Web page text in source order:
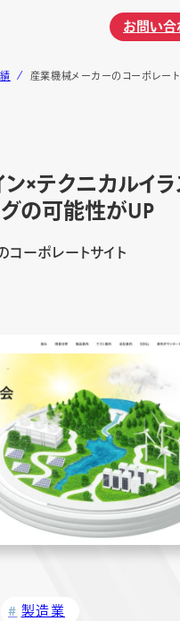
お問い合
産業機械メーカーのコーポレート
×テクニカルイラ
の可能性がUP
ーポレートサイト
製造業